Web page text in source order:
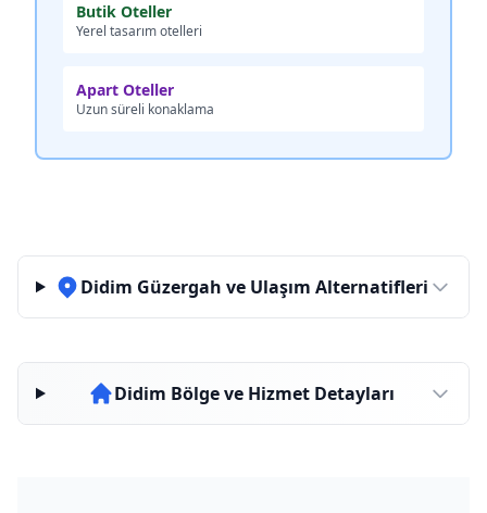
Butik Oteller
Yerel tasarım otelleri
Apart Oteller
Uzun süreli konaklama
Didim Güzergah ve Ulaşım Alternatifleri
Didim Bölge ve Hizmet Detayları